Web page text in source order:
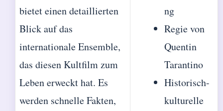
bietet einen detaillierten
Blick auf das
internationale Ensemble,
das diesen Kultfilm zum
Leben erweckt hat. Es
werden schnelle Fakten,
ng
Regie von
Quentin
Tarantino
Historisch-
kulturelle